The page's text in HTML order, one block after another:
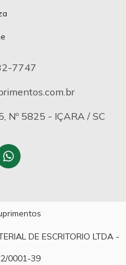
7747
Nº 5825 - IÇARA / SC
DE ESCRITORIO LTDA -
0001-39